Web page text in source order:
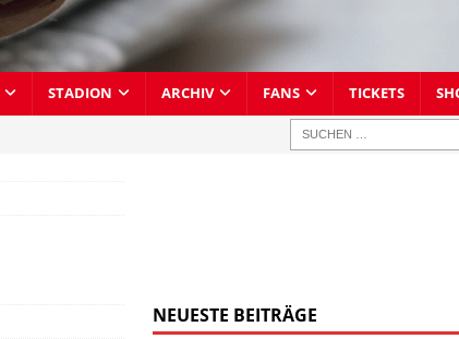
STADION ARCHIV FANS TICKETS
NEUESTE BEITRÄGE